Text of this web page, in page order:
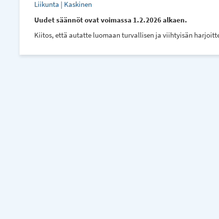
Liikunta | Kaskinen
Uudet säännöt ovat voimassa 1.2.2026 alkaen.
Kiitos, että autatte luomaan turvallisen ja viihtyisän